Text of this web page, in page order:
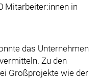
Mitarbeiter:innen in
das Unternehmen
Zu den
Großprojekte wie der